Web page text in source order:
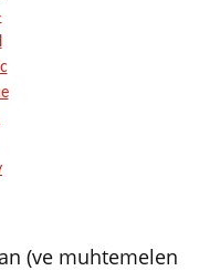
(ve muhtemelen